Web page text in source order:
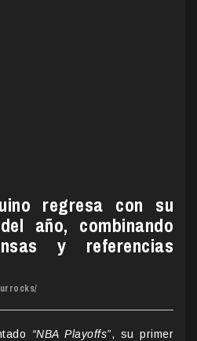
regresa con su
año, combinando
y referencias
“NBA Playoffs”, su primer